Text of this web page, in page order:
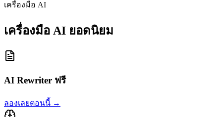
เครื่องมือ AI
เครื่องมือ AI ยอดนิยม
AI Rewriter ฟรี
ลองเลยตอนนี้ →